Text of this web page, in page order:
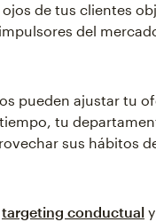
de tus clientes
del
pueden ajustar tu
tu
sus hábitos
targeting conductual